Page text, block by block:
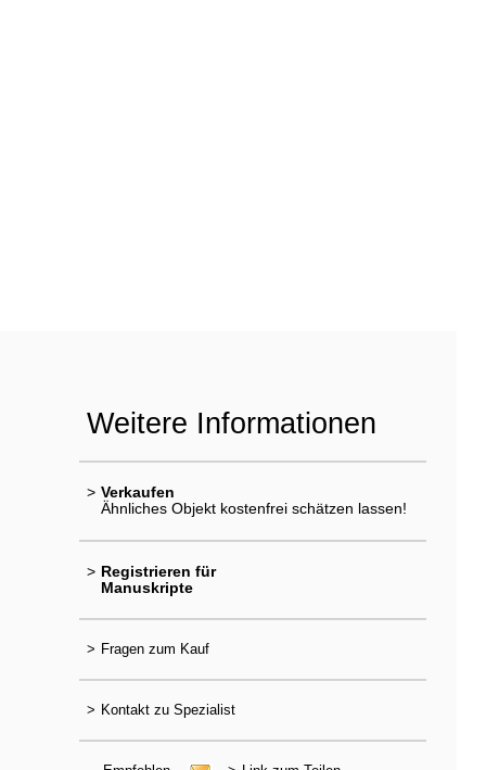
Weitere Informationen
> Verkaufen
Ähnliches Objekt kostenfrei schätzen lassen!
> Registrieren für
Manuskripte
> Fragen zum Kauf
> Kontakt zu Spezialist